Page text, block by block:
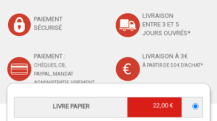
LIVRE PAPIER 22,00 €
PAIEMENT
SÉCURISÉ
LIVRAISON
ENTRE 3 ET 5
JOURS OUVRÉS*
PAIEMENT :
CHÈQUES, CB,
PAYPAL, MANDAT
ADMINISTRATIF, VIREMENT
LIVRAISON À 3€
À PARTIR DE 50 € D'ACHAT*